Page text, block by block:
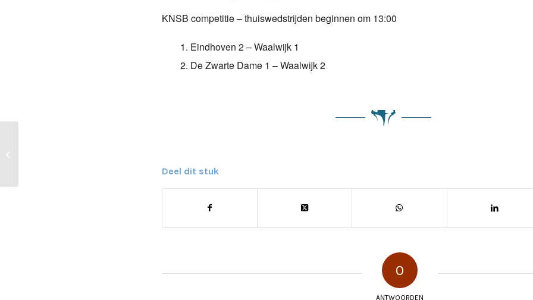
KNSB competitie – thuiswedstrijden beginnen om 13:00
Eindhoven 2 – Waalwijk 1
De Zwarte Dame 1 – Waalwijk 2
Deel dit stuk
0
ANTWOORDEN